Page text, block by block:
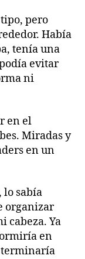
pero
Había
tenía una
evitar
ni
en el
Miradas y
en un
lo sabía
organizar
cabeza. Ya
en
terminaría